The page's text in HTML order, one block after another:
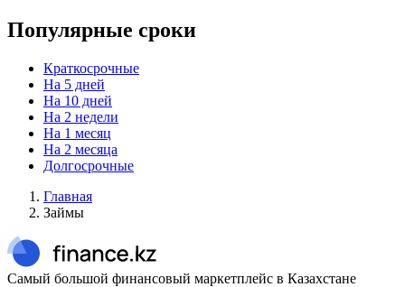
Популярные сроки
Краткосрочные
На 5 дней
На 10 дней
На 2 недели
На 1 месяц
На 2 месяца
Долгосрочные
Главная
Займы
Самый большой финансовый маркетплейс в Казахстане